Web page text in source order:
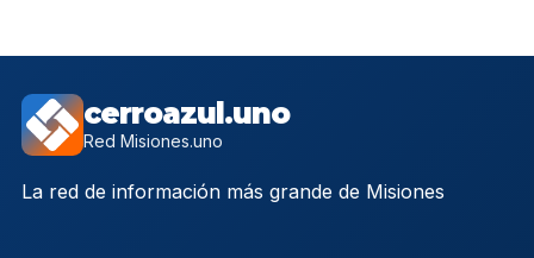
cerroazul.uno
Red Misiones.uno
La red de información más grande de Misiones